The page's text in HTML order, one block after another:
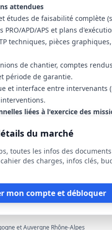
attendues
études de faisabilité complète
PRO/APD/APS et plans
techniques, pièces
de chantier, comptes
période de garantie.
et interface entre
liées à l'exercice des
en groupement :
techniques récentes et
du marché
toutes les infos des
des charges, infos clés,
mon compte et débloquer
DCE 4fichiers
encore ouverts.
d'œuvre études et suivi
et Auvergne Rhône-Alpes